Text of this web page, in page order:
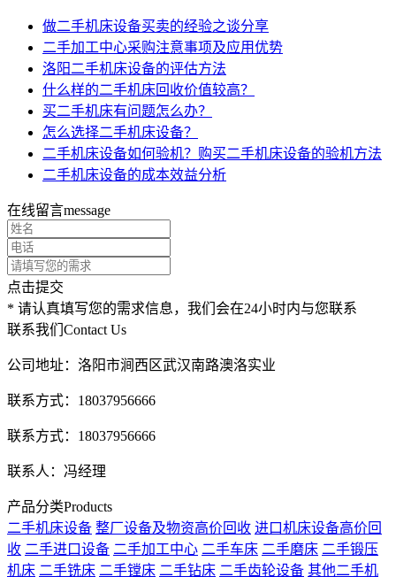
做二手机床设备买卖的经验之谈分享
二手加工中心采购注意事项及应用优势
洛阳二手机床设备的评估方法
什么样的二手机床回收价值较高？
买二手机床有问题怎么办？
怎么选择二手机床设备？
二手机床设备如何验机？购买二手机床设备的验机方法
二手机床设备的成本效益分析
在线留言message
点击提交
* 请认真填写您的需求信息，我们会在24小时内与您联系
联系我们 Contact Us
公司地址：洛阳市涧西区武汉南路澳洛实业
联系方式：18037956666
联系方式：18037956666
联系人：冯经理
产品分类Products
二手机床设备 整厂设备及物资高价回收 进口机床设备高价回
收 二手进口设备 二手加工中心 二手车床 二手磨床 二手锻压
机床 二手铣床 二手镗床 二手钻床 二手齿轮设备 其他二手机